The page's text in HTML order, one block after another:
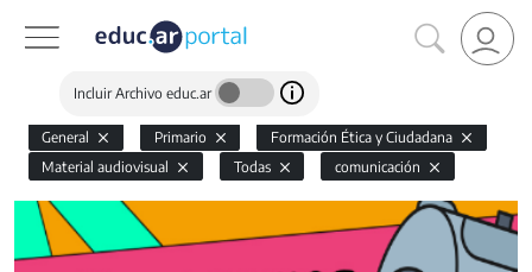
Incluir Archivo educ.ar
General Primario
Formación Ética y Ciudadana
Material audiovisual
Todas comunicación